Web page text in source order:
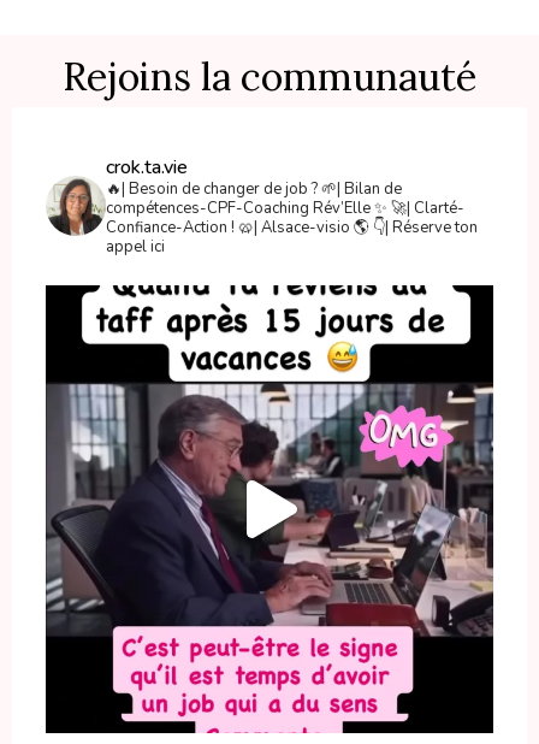
Rejoins la communauté
crok.ta.vie
🔥| Besoin de changer de job ?🌱| Bilan de
compétences-CPF-Coaching Rév’Elle ✨ 🚀| Clarté-
Confiance-Action ! 🥨| Alsace-visio 🌎 👇| Réserve ton
appel ici